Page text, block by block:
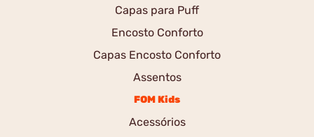
Capas para Puff
Encosto Conforto
Capas Encosto Conforto
Assentos
FOM Kids
Acessórios